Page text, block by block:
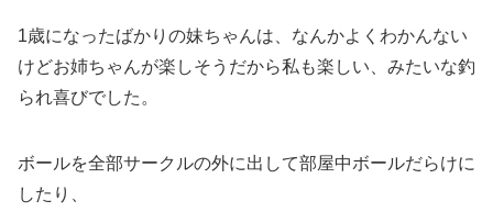
1歳になったばかりの妹ちゃんは、なんかよくわかんない
けどお姉ちゃんが楽しそうだから私も楽しい、みたいな釣
られ喜びでした。
ボールを全部サークルの外に出して部屋中ボールだらけに
したり、